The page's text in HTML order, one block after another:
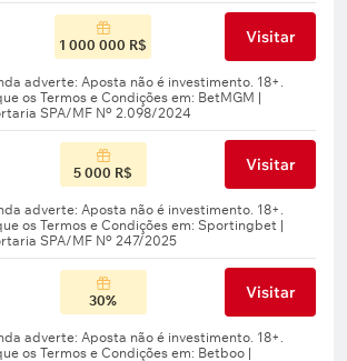
1 000 000 R$ Visitar
5 000 R$ Visitar
30% Visitar